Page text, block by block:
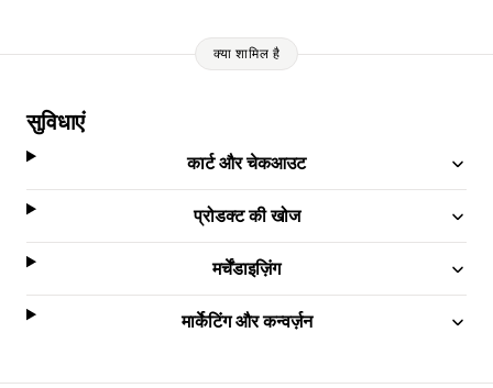
क्या शामिल है
सुविधाएं
कार्ट और चेकआउट
प्रोडक्ट की खोज
मर्चेंडाइज़िंग
मार्केटिंग और कन्वर्ज़न